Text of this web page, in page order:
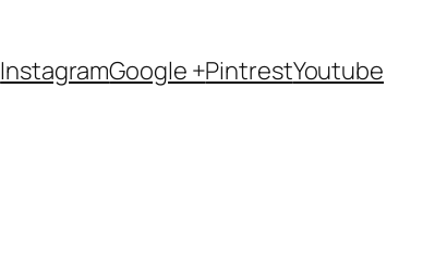
InstagramGoogle +PintrestYoutube